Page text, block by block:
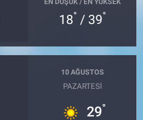
EN DÜŞÜK / EN YÜKSEK
18° / 39°
10 AĞUSTOS
PAZARTESI
29°